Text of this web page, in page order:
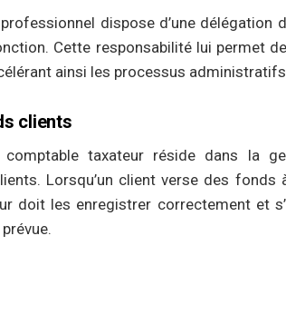
dispose d’une délégation
Cette responsabilité lui permet
ainsi les processus
clients
taxateur réside dans la
Lorsqu’un client verse des fonds
doit les enregistrer correctement et